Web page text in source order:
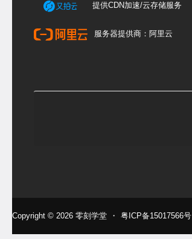
提供CDN加速/云存储服务
服务器提供商：阿里云
Copyright © 2026 零刻学堂 ・ 粤ICP备15017566号